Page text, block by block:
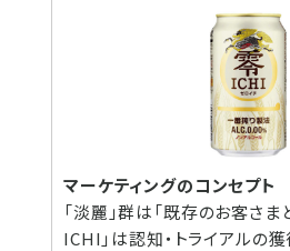
マーケティングのコンセプト
「淡麗」群は「既存のお客さま
ICHI」は認知・トライアルの